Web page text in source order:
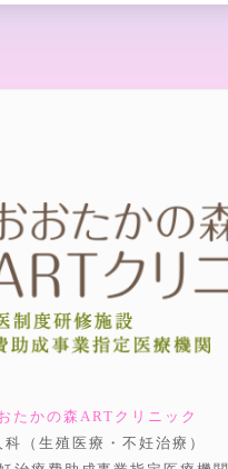
たかの森ARTクリニック
科（生殖医療・不妊治療）